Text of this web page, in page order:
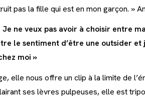
pas la fille qui est en mon garçon. »
ne veux pas avoir à choisir entre
le sentiment d’être une outsider et
moi »
elle nous offre un clip à la limite de
ses lèvres pulpeuses, elle est